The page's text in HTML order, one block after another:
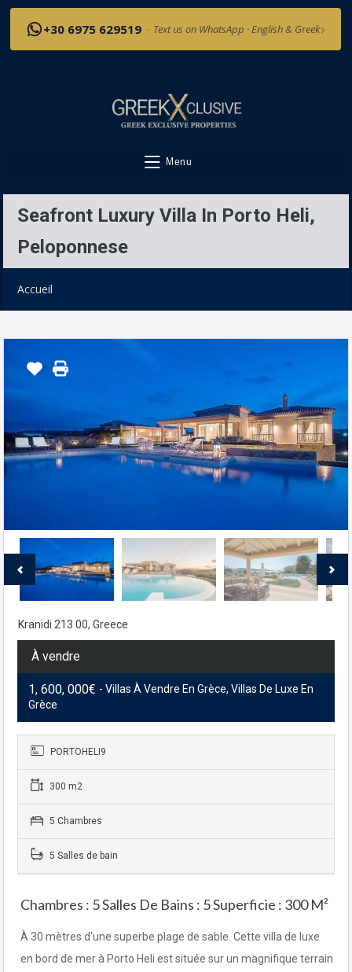
+30 6975 629519 · Text us on WhatsApp · English & Greek›
Menu
Seafront Luxury Villa In Porto Heli,
Peloponnese
Accueil
Kranidi 213 00, Greece
À vendre
1, 600, 000€ - Villas À Vendre En Grèce, Villas De Luxe En
Grèce
PORTOHELI9
300 m2
5 Chambres
5 Salles de bain
Chambres : 5 Salles De Bains : 5 Superficie : 300 M²
À 30 mètres d'une superbe plage de sable. Cette villa de luxe
en bord de mer à Porto Heli est située sur un magnifique terrain